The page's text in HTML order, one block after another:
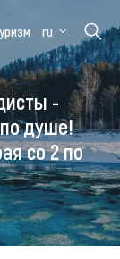
Алтайская
зимовка
ru
-
душе!
со 2 по